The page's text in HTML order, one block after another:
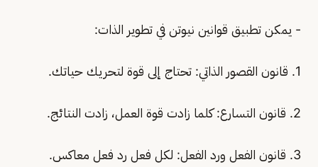
- يمكن تطبيق قوانين نيوتن في تطوير الذات:
1. قانون القصور الذاتي: تحتاج إلى قوة لتحريك حياتك.
2. قانون التسارع: كلما زادت قوة العمل، زادت النتائج.
3. قانون الفعل ورد الفعل: لكل فعل رد فعل معاكس.